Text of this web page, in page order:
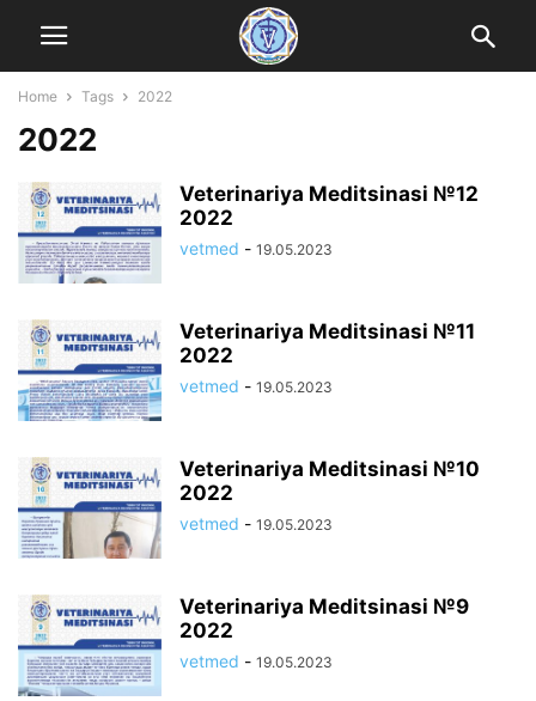
Home Tags 2022
2022
Veterinariya Meditsinasi №12
2022
vetmed - 19.05.2023
Veterinariya Meditsinasi №11
2022
vetmed - 19.05.2023
Veterinariya Meditsinasi №10
2022
vetmed - 19.05.2023
Veterinariya Meditsinasi №9
2022
vetmed - 19.05.2023